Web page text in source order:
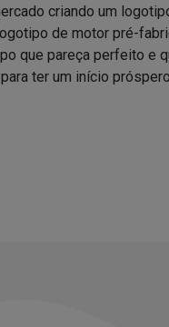
criando um
de motor pré-
que pareça perfeito e
ter um início